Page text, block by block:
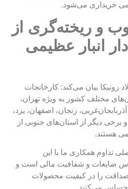
خریداری می‌شود.
و ریخته‌گری از
انبار عظیمی
رونیکا بیان می‌کند: کارخانجات
مختلف کشور به ویژه تهران،
زنجان، اصفهان، یزد،
دیگر از استان‌های جنوبی از
هستند.
تداوم همکاری ما با این
ضایعات و شفافیت مالی است و
صداقت را در کیفیت محصولات
می‌کنند.